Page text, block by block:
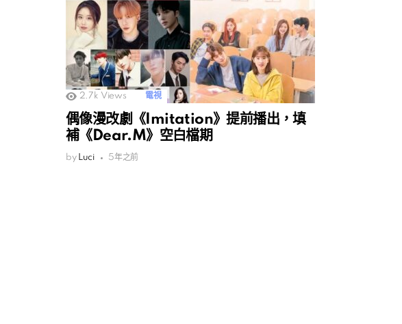
2.7k Views 電視
偶像漫改劇《Imitation》提前播出，填
補《Dear.M》空白檔期
by Luci 5年之前